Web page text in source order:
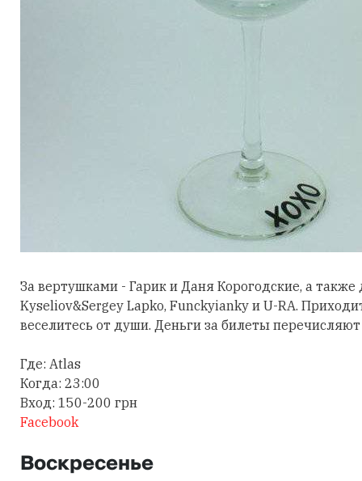
За вертушками - Гарик и Даня Корогодские, а
Kyseliov&Sergey Lapko, Funckyianky и U-RA.
веселитесь от души. Деньги за билеты
Где: Atlas
Когда: 23:00
Вход: 150-200 грн
Facebook
Воскресенье